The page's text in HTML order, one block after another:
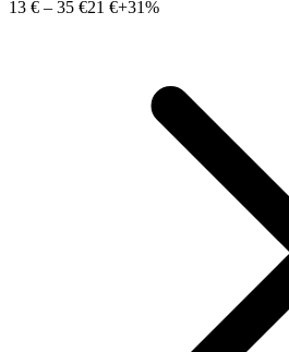
13 € – 35 €21 €+31%